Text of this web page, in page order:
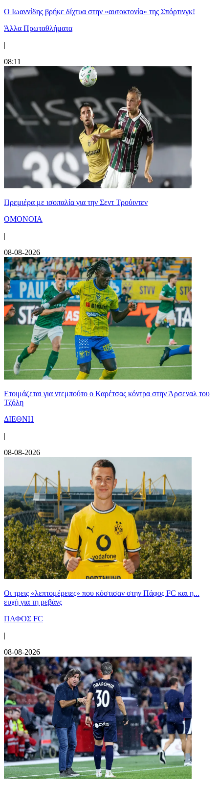
Ο Ιωαννίδης βρήκε δίχτυα στην «αυτοκτονία» της Σπόρτινγκ!
Άλλα Πρωταθλήματα
|
08:11
Πρεμιέρα με ισοπαλία για την Σεντ Τρούιντεν
ΟΜΟΝΟΙΑ
|
08-08-2026
Ετοιμάζεται για ντεμπούτο ο Καρέτσας κόντρα στην Άρσεναλ του
Τζόλη
ΔΙΕΘΝΗ
|
08-08-2026
Οι τρεις «λεπτομέρειες» που κόστισαν στην Πάφος FC και η...
ευχή για τη ρεβάνς
ΠΑΦΟΣ FC
|
08-08-2026